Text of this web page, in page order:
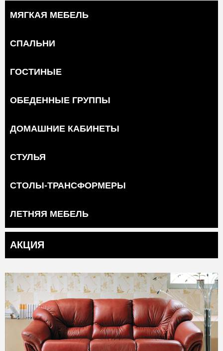
МЯГКАЯ МЕБЕЛЬ
СПАЛЬНИ
ГОСТИНЫЕ
ОБЕДЕННЫЕ ГРУППЫ
ДОМАШНИЕ КАБИНЕТЫ
СТУЛЬЯ
СТОЛЫ-ТРАНСФОРМЕРЫ
ЛЕТНЯЯ МЕБЕЛЬ
АКЦИЯ